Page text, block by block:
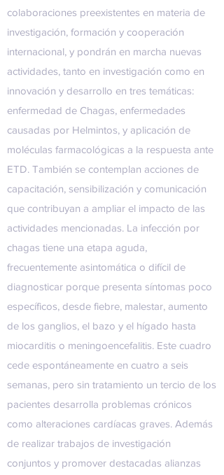
colaboraciones preexistentes en materia de
investigación, formación y cooperación
internacional, y pondrán en marcha nuevas
actividades, tanto en investigación como en
innovación y desarrollo en tres temáticas:
enfermedad de Chagas, enfermedades
causadas por Helmintos, y aplicación de
moléculas farmacológicas a la respuesta ante
ETD. También se contemplan acciones de
capacitación, sensibilización y comunicación
que contribuyan a ampliar el impacto de las
actividades mencionadas. La infección por
chagas tiene una etapa aguda,
frecuentemente asintomática o difícil de
diagnosticar porque presenta síntomas poco
específicos, desde fiebre, malestar, aumento
de los ganglios, el bazo y el hígado hasta
miocarditis o meningoencefalitis. Este cuadro
cede espontáneamente en cuatro a seis
semanas, pero sin tratamiento un tercio de los
pacientes desarrolla problemas crónicos
como alteraciones cardíacas graves. Además
de realizar trabajos de investigación
conjuntos y promover destacadas alianzas